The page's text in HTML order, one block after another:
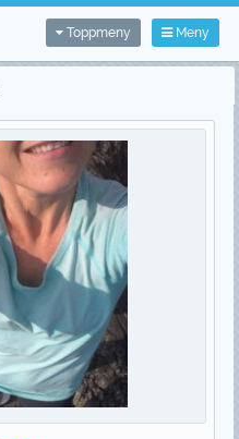
Meny
Toppmeny